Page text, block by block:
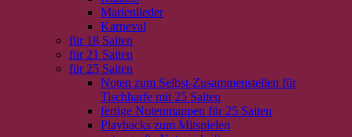
Marienlieder
Karneval
für 18 Saiten
für 21 Saiten
für 25 Saiten
Noten zum Selbst-Zusammenstellen für
Tischharfe mit 25 Saiten
fertige Notenmappen für 25 Saiten
Playbacks zum Mitspielen